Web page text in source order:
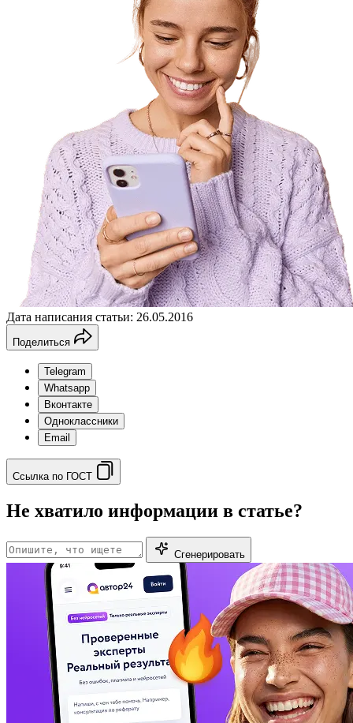
Дата написания статьи: 26.05.2016
Поделиться
Telegram
Whatsapp
Вконтакте
Одноклассники
Email
Ссылка по ГОСТ
Не хватило информации в статье?
Сгенерировать